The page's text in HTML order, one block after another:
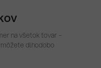
na všetok tovar –
dlhodobo